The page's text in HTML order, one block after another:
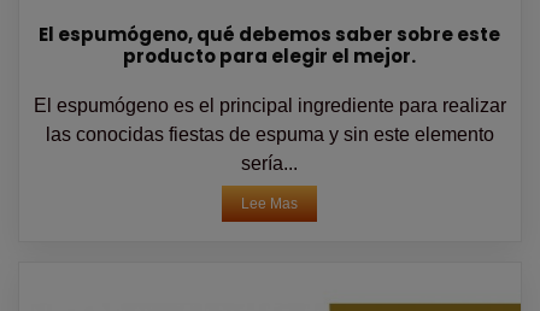
El espumógeno, qué debemos saber sobre este
producto para elegir el mejor.
El espumógeno es el principal ingrediente para realizar
las conocidas fiestas de espuma y sin este elemento
sería...
Lee Mas